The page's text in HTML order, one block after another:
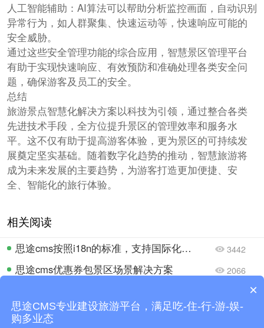
人工智能辅助：AI算法可以帮助分析监控画面，自动识别
异常行为，如人群聚集、快速运动等，快速响应可能的
安全威胁。
通过这些安全管理功能的综合应用，智慧景区管理平台
有助于实现快速响应、有效预防和准确处理各类安全问
题，确保游客及员工的安全。
总结
旅游景点智慧化解决方案以科技为引领，通过整合各类
先进技术手段，全方位提升景区的管理效率和服务水
平。这不仅有助于提高游客体验，更为景区的可持续发
展奠定坚实基础。随着数字化趋势的推动，智慧旅游将
成为未来发展的主要趋势，为游客打造更加便捷、安
全、智能化的旅行体验。
相关阅读
思途cms按照i18n的标准，支持国际化业务开拓 3442
思途cms优惠券包景区场景解决方案 2066
如何设计旅游网站全指南：借助思途智旅，打造属于你的个性化平台 1981
你们是怎么收费的呢？
现在有优惠活动么？
×
思途CMS专业建设旅游平台，满足吃-住-行-游-娱-
购多业态